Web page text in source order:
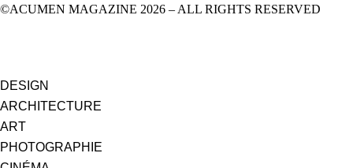
©ACUMEN MAGAZINE 2026 – ALL RIGHTS RESERVED
DESIGN
ARCHITECTURE
ART
PHOTOGRAPHIE